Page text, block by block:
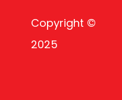
Copyright ©
2025